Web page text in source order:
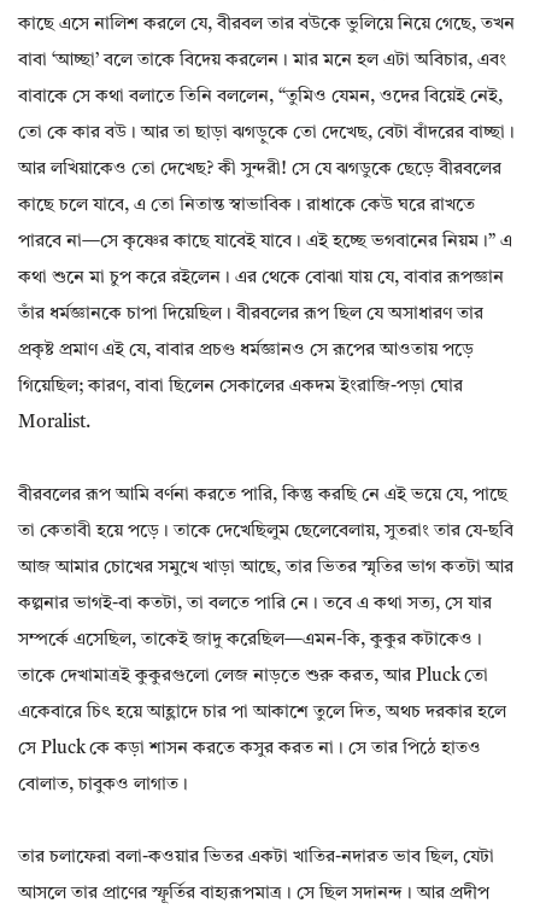
কাছে এসে নালিশ করলে যে, বীরবল তার বউকে ভুলিয়ে নিয়ে গেছে, তখন
বাবা ‘আচ্ছা’ বলে তাকে বিদেয় করলেন। মার মনে হল এটা অবিচার, এবং
বাবাকে সে কথা বলাতে তিনি বললেন, “তুমিও যেমন, ওদের বিয়েই নেই,
তো কে কার বউ। আর তা ছাড়া ঝগড়ুকে তো দেখেছ, বেটা বাঁদরের বাচ্ছা।
আর লখিয়াকেও তো দেখেছ? কী সুন্দরী! সে যে ঝগডুকে ছেড়ে বীরবলের
কাছে চলে যাবে, এ তো নিতান্ত স্বাভাবিক। রাধাকে কেউ ঘরে রাখতে
পারবে না—সে কৃষ্ণের কাছে যাবেই যাবে। এই হচ্ছে ভগবানের নিয়ম।” এ
কথা শুনে মা চুপ করে রইলেন। এর থেকে বোঝা যায় যে, বাবার রূপজ্ঞান
তাঁর ধর্মজ্ঞানকে চাপা দিয়েছিল। বীরবলের রূপ ছিল যে অসাধারণ তার
প্রকৃষ্ট প্রমাণ এই যে, বাবার প্রচণ্ড ধর্মজ্ঞানও সে রূপের আওতায় পড়ে
গিয়েছিল; কারণ, বাবা ছিলেন সেকালের একদম ইংরাজি-পড়া ঘোর
Moralist.
বীরবলের রূপ আমি বর্ণনা করতে পারি, কিন্তু করছি নে এই ভয়ে যে, পাছে
তা কেতাবী হয়ে পড়ে। তাকে দেখেছিলুম ছেলেবেলায়, সুতরাং তার যে-ছবি
আজ আমার চোখের সমুখে খাড়া আছে, তার ভিতর স্মৃতির ভাগ কতটা আর
কল্পনার ভাগই-বা কতটা, তা বলতে পারি নে। তবে এ কথা সত্য, সে যার
সম্পর্কে এসেছিল, তাকেই জাদু করেছিল—এমন-কি, কুকুর কটাকেও।
তাকে দেখামাত্রই কুকুরগুলো লেজ নাড়তে শুরু করত, আর Pluck তো
একেবারে চিৎ হয়ে আহ্লাদে চার পা আকাশে তুলে দিত, অথচ দরকার হলে
সে Pluck কে কড়া শাসন করতে কসুর করত না। সে তার পিঠে হাতও
বোলাত, চাবুকও লাগাত।
তার চলাফেরা বলা-কওয়ার ভিতর একটা খাতির-নদারত ভাব ছিল, যেটা
আসলে তার প্রাণের স্ফূর্তির বাহ্যরূপমাত্র। সে ছিল সদানন্দ। আর প্রদীপ